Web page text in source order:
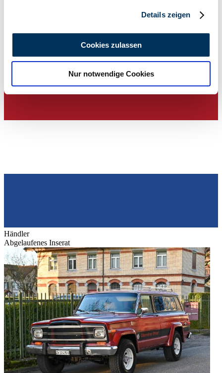
analysieren. Außerdem geben wir Informationen zu Ihrer
Verwendung unserer Website an unsere Partner für
soziale Medien, Werbung und Analysen weiter. Unsere
haben oder die sie im Rahmen Ihrer Nutzung der Dienste
Details zeigen
Cookies zulassen
Nur notwendige Cookies
Händler
Händler
Abgelaufenes Inserat